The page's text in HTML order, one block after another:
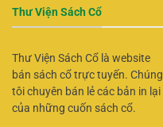
Thư Viện Sách Cổ
Thư Viện Sách Cổ là website
bán sách cổ trực tuyến. Chúng
tôi chuyên bán lẻ các bản in lại
của những cuốn sách cổ.